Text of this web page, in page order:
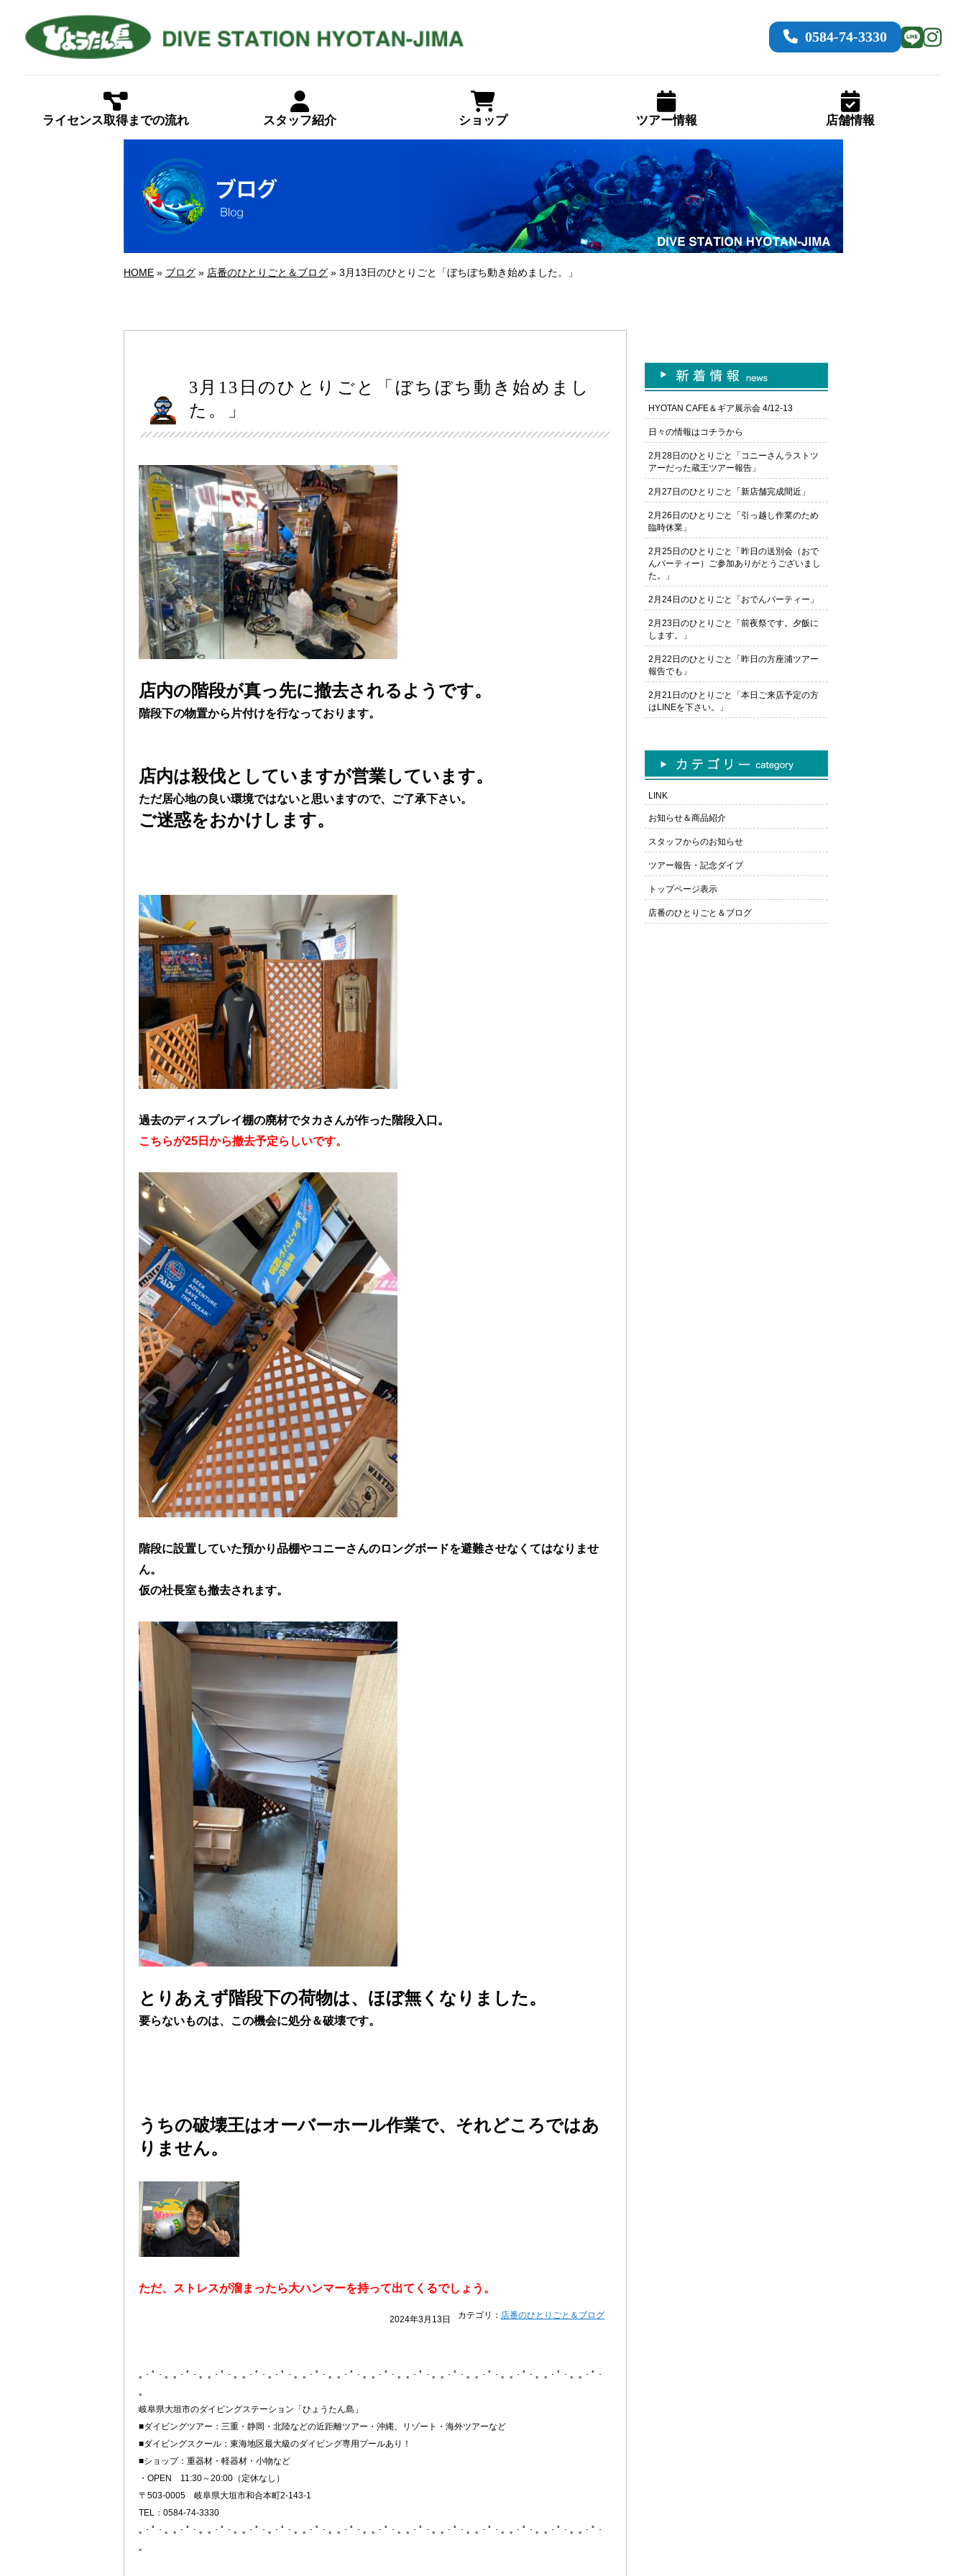
0584-74-3330
ライセンス取得までの流れ スタッフ紹介 ショップ ツアー情報 店舗情報
HOME » ブログ » 店番のひとりごと＆ブログ » 3月13日のひとりごと「ぼちぼち動き始めました。」
3月13日のひとりごと「ぼちぼち動き始めまし
た。」
店内の階段が真っ先に撤去されるようです。
階段下の物置から片付けを行なっております。
店内は殺伐としていますが営業しています。
ただ居心地の良い環境ではないと思いますので、ご了承下さい。
ご迷惑をおかけします。
過去のディスプレイ棚の廃材でタカさんが作った階段入口。
こちらが25日から撤去予定らしいです。
階段に設置していた預かり品棚やコニーさんのロングボードを避難させなくてはなりませ
ん。
仮の社長室も撤去されます。
とりあえず階段下の荷物は、ほぼ無くなりました。
要らないものは、この機会に処分＆破壊です。
うちの破壊王はオーバーホール作業で、それどころではあ
りません。
ただ、ストレスが溜まったら大ハンマーを持って出てくるでしょう。
カテゴリ： 店番のひとりごと＆ブログ
2024年3月13日
｡・ﾟ・。｡・ﾟ・。｡・ﾟ・。｡・ﾟ・｡・ﾟ・。｡・ﾟ・。｡・ﾟ・。｡・ﾟ・。｡・ﾟ・。｡・ﾟ・。｡・ﾟ・。｡・ﾟ・。｡・ﾟ・。｡・ﾟ・
。
岐阜県大垣市のダイビングステーション「ひょうたん島」
■ダイビングツアー：三重・静岡・北陸などの近距離ツアー・沖縄、リゾート・海外ツアーなど
■ダイビングスクール：東海地区最大級のダイビング専用プールあり！
■ショップ：重器材・軽器材・小物など
・OPEN 11:30～20:00（定休なし）
〒503-0005 岐阜県大垣市和合本町2-143-1
TEL：0584-74-3330
｡・ﾟ・。｡・ﾟ・。｡・ﾟ・。｡・ﾟ・｡・ﾟ・。｡・ﾟ・。｡・ﾟ・。｡・ﾟ・。｡・ﾟ・。｡・ﾟ・。｡・ﾟ・。｡・ﾟ・。｡・ﾟ・。｡・ﾟ・
。
HYOTAN CAFE＆ギア展示会 4/12-13
日々の情報はコチラから
2月28日のひとりごと「コニーさんラストツ
アーだった蔵王ツアー報告」
2月27日のひとりごと「新店舗完成間近」
2月26日のひとりごと「引っ越し作業のため
臨時休業」
2月25日のひとりごと「昨日の送別会（おで
んパーティー）ご参加ありがとうございまし
た。」
2月24日のひとりごと「おでんパーティー」
2月23日のひとりごと「前夜祭です。夕飯に
します。」
2月22日のひとりごと「昨日の方座浦ツアー
報告でも」
2月21日のひとりごと「本日ご来店予定の方
はLINEを下さい。」
LINK
お知らせ＆商品紹介
スタッフからのお知らせ
ツアー報告・記念ダイブ
トップページ表示
店番のひとりごと＆ブログ